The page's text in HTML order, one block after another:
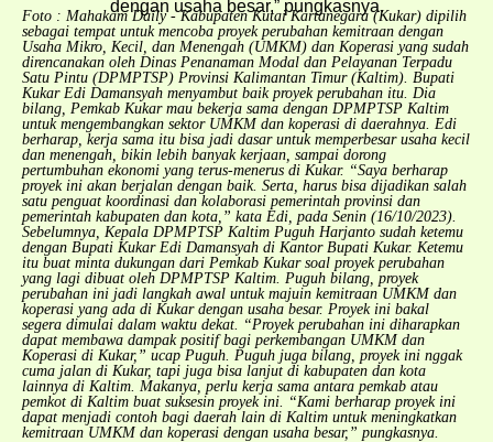
Foto : Mahakam Daily - Kabupaten Kutai Kartanegara (Kukar) dipilih
sebagai tempat untuk mencoba proyek perubahan kemitraan dengan
Usaha Mikro, Kecil, dan Menengah (UMKM) dan Koperasi yang sudah
direncanakan oleh Dinas Penanaman Modal dan Pelayanan Terpadu
Satu Pintu (DPMPTSP) Provinsi Kalimantan Timur (Kaltim). Bupati
Kukar Edi Damansyah menyambut baik proyek perubahan itu. Dia
bilang, Pemkab Kukar mau bekerja sama dengan DPMPTSP Kaltim
untuk mengembangkan sektor UMKM dan koperasi di daerahnya. Edi
berharap, kerja sama itu bisa jadi dasar untuk memperbesar usaha kecil
dan menengah, bikin lebih banyak kerjaan, sampai dorong
pertumbuhan ekonomi yang terus-menerus di Kukar. “Saya berharap
proyek ini akan berjalan dengan baik. Serta, harus bisa dijadikan salah
satu penguat koordinasi dan kolaborasi pemerintah provinsi dan
pemerintah kabupaten dan kota,” kata Edi, pada Senin (16/10/2023).
Sebelumnya, Kepala DPMPTSP Kaltim Puguh Harjanto sudah ketemu
dengan Bupati Kukar Edi Damansyah di Kantor Bupati Kukar. Ketemu
itu buat minta dukungan dari Pemkab Kukar soal proyek perubahan
yang lagi dibuat oleh DPMPTSP Kaltim. Puguh bilang, proyek
perubahan ini jadi langkah awal untuk majuin kemitraan UMKM dan
koperasi yang ada di Kukar dengan usaha besar. Proyek ini bakal
segera dimulai dalam waktu dekat. “Proyek perubahan ini diharapkan
dapat membawa dampak positif bagi perkembangan UMKM dan
Koperasi di Kukar,” ucap Puguh. Puguh juga bilang, proyek ini nggak
cuma jalan di Kukar, tapi juga bisa lanjut di kabupaten dan kota
lainnya di Kaltim. Makanya, perlu kerja sama antara pemkab atau
pemkot di Kaltim buat suksesin proyek ini. “Kami berharap proyek ini
dapat menjadi contoh bagi daerah lain di Kaltim untuk meningkatkan
kemitraan UMKM dan koperasi dengan usaha besar,” pungkasnya.